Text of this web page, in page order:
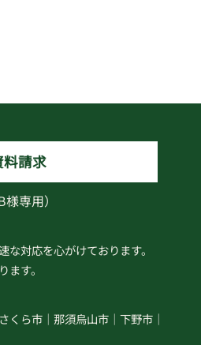
料請求
専用）
対応を心がけております。
す。
さくら市 那須烏山市
下野市